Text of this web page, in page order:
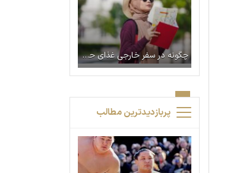
چگونه در سفر خارجی غذای حلال پیدا کنیم؟
پربازدیدترین مطالب